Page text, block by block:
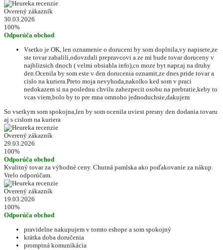
Overený zákazník
30.03.2026
100%
Odporúča obchod
Vsetko je OK, len oznamenie o doruceni by som doplnila,vy napisete,ze
ste tovar zabalili,odovzdali prepravcovi a ze mi bude tovar doruceny v
najblizsich dnoch ( velmi obsiahla info),co moze byt napr.aj na druhy
den.Ocenila by som este v den dorucenia oznamit,ze dnes pride tovar a
cislo na kuriera.Preto moja nevyhoda,nakolko ked som v praci
nedokazem si na poslednu chvilu zabezpecit osobu na prebratie,keby to
vcas viem,bolo by to pre mna omnoho jednoduchsie,dakujem
So vsetkym som spokojna,len by som ocenila uviest presny den dodania tovaru
aj s cislom na kuriera
Overený zákazník
29.03.2026
100%
Odporúča obchod
Kvalitný tovar za výhodné ceny. Chutná pamlska ako poďakovanie za nákup.
Vrelo odporúčam.
Overený zákazník
19.03.2026
100%
Odporúča obchod
pravidelne nakupujem v tomto eshope a som spokojný
krátka doba doručenia
promptná komunikácia